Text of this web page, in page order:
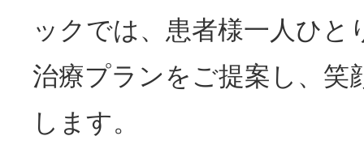
ックでは、患者様一人ひと
治療プランをご提案し、笑
します。